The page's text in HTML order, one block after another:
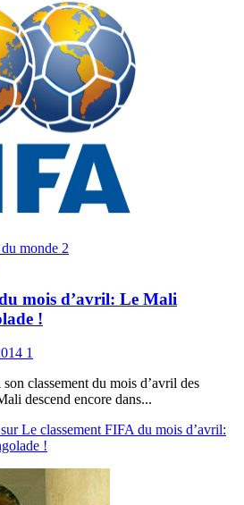
monde 2
mois d’avril: Le Mali
!
1
classement du mois d’avril des
descend encore dans...
Le classement FIFA du mois d’avril:
!